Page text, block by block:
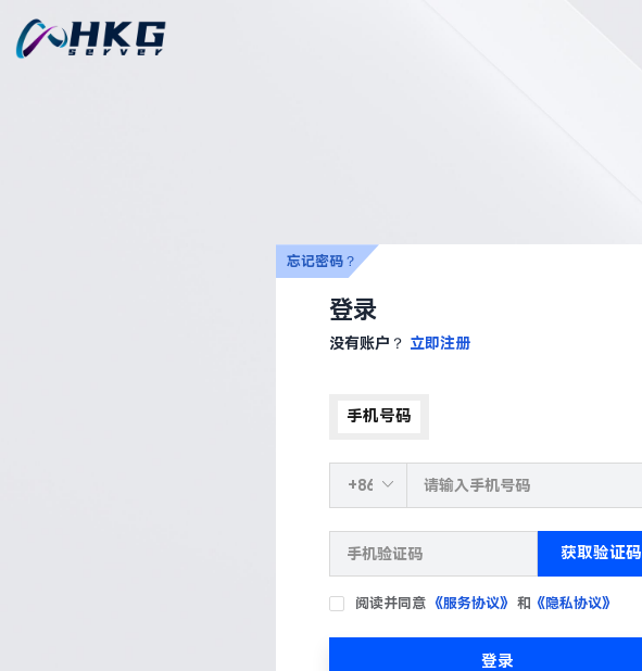
登录
没有账户？ 立即注册
手机号码
获取验证码
阅读并同意 《服务协议》 和 《隐私协议》
忘记密码？
登录